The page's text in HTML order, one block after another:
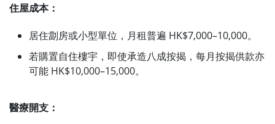
住屋成本：
居住劏房或小型單位，月租普遍 HK$7,000–10,000。
若購置自住樓宇，即使承造八成按揭，每月按揭供款亦
可能 HK$10,000–15,000。
醫療開支：